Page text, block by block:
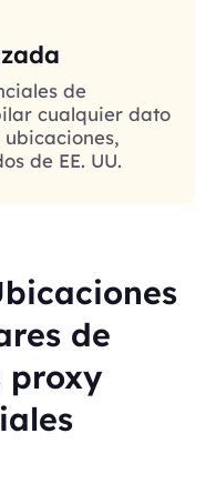
de
cualquier dato
de EE. UU.
de
proxy